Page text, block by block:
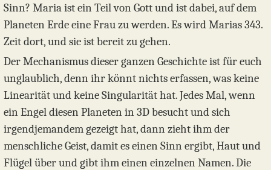
Sinn? Maria ist ein Teil von Gott und ist dabei, auf dem
Planeten Erde eine Frau zu werden. Es wird Marias 343.
Zeit dort, und sie ist bereit zu gehen.
Der Mechanismus dieser ganzen Geschichte ist für euch
unglaublich, denn ihr könnt nichts erfassen, was keine
Linearität und keine Singularität hat. Jedes Mal, wenn
ein Engel diesen Planeten in 3D besucht und sich
irgendjemandem gezeigt hat, dann zieht ihm der
menschliche Geist, damit es einen Sinn ergibt, Haut und
Flügel über und gibt ihm einen einzelnen Namen. Die